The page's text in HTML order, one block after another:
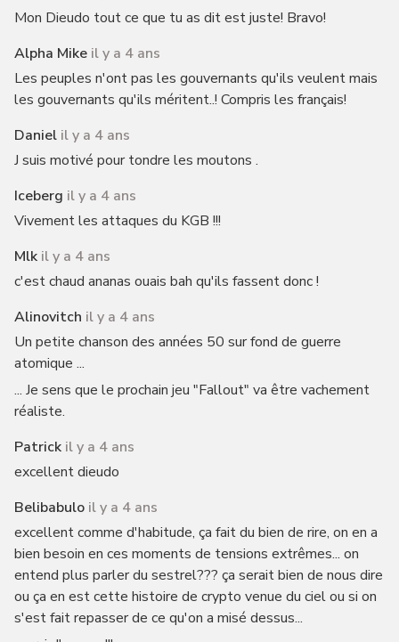
Mon Dieudo tout ce que tu as dit est juste! Bravo!
Alpha Mike il y a 4 ans
Les peuples n'ont pas les gouvernants qu'ils veulent mais
les gouvernants qu'ils méritent..! Compris les français!
Daniel il y a 4 ans
J suis motivé pour tondre les moutons .
Iceberg il y a 4 ans
Vivement les attaques du KGB !!!
Mlk il y a 4 ans
c'est chaud ananas ouais bah qu'ils fassent donc !
Alinovitch il y a 4 ans
Un petite chanson des années 50 sur fond de guerre
atomique ...
... Je sens que le prochain jeu "Fallout" va être vachement
réaliste.
Patrick il y a 4 ans
excellent dieudo
Belibabulo il y a 4 ans
excellent comme d'habitude, ça fait du bien de rire, on en a
bien besoin en ces moments de tensions extrêmes... on
entend plus parler du sestrel??? ça serait bien de nous dire
ou ça en est cette histoire de crypto venue du ciel ou si on
s'est fait repasser de ce qu'on a misé dessus...